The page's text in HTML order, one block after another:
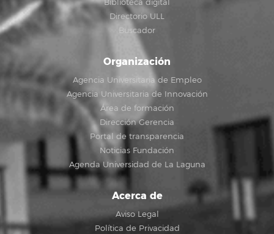
Biblioteca digital
Directorio ULL
Buscador
Organización
Agencia Universitaria de Empleo
Agencia Universitaria de Innovación
Área de formación
Dirección Gerencia
Portal de transparencia
Noticias Fundación
Agenda Universidad de La Laguna
Acerca de
Aviso Legal
Política de Privacidad